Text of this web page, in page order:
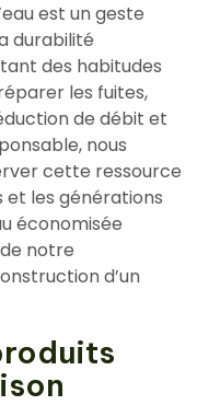
est un geste
durabilité
des habitudes
les fuites,
de débit et
nous
cette ressource
et les générations
économisée
notre
d’un